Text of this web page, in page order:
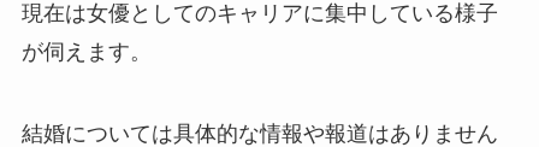
現在は女優としてのキャリアに集中している様子
が伺えます。
結婚については具体的な情報や報道はありません